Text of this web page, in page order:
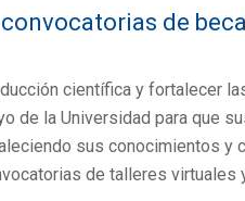
de
científica y fortalecer
de la Universidad para que
sus conocimientos y
de talleres virtuales